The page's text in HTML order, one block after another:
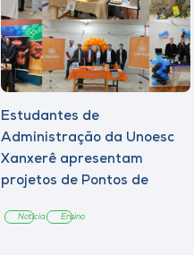
Estudantes de
Administração da Unoesc
Xanxerê apresentam
projetos de Pontos de
do mercado
Notícia Ensino